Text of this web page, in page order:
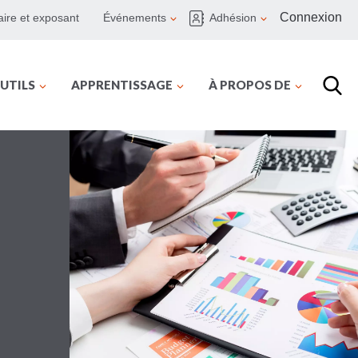
et exposant Événements Adhésion Connexion
APPRENTISSAGE À PROPOS DE